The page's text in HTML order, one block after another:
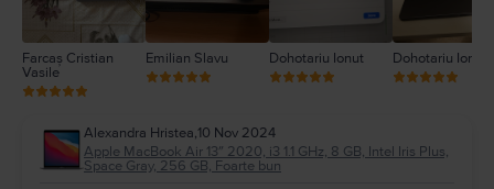
Farcaș Cristian
Vasile
Emilian Slavu Dohotariu Ionut Dohotariu Ionut
Alexandra Hristea,10 Nov 2024
Apple MacBook Air 13″ 2020, i3 1.1 GHz, 8 GB, Intel Iris Plus,
Space Gray, 256 GB, Foarte bun